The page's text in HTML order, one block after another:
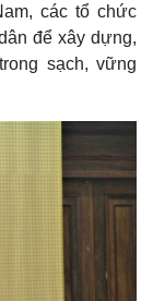
các tổ chức
để xây dựng,
sạch, vững